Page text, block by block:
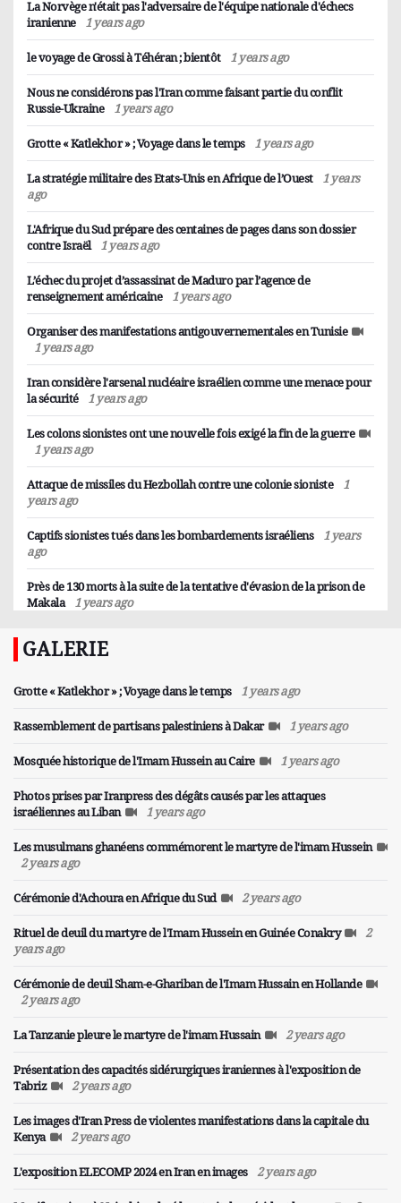
IRAN
Iran considère l'arsenal nucléaire israélien
comme une menace pour la sécurité
Amir Saeed Irwani, ambassadeur et représentant
permanent de la République islamique d'Iran
auprès des Nations Unies, a déclaré que le régime
israélien menace d'autres pays de la région
d'anéantissement nucléaire et a souligné:
"L'arsenal nucléaire de ce régime constitue une
menace sérieuse pour la région et la paix et la
sécurité mondiales."
Finaliste de l'équipe nationale féminine
iranienne de Sepak Takra
L'équipe nationale féminine iranienne de Sepak
Takra a remporté le titre de vice-championne de
la division Rego A des Championnats du monde de
Thaïlande.
faire d'Israël un pays détesté.
MONDE
Nous ne considérons pas l'Iran comme faisant
partie du conflit Russie-Ukraine
Le secrétaire général de l'OTAN, Jens Stoltenberg,
a déclaré lors d'une conversation avec le journal
américain Foreign Affairs qu'il ne considérait pas
l'Iran comme faisant partie du conflit entre la
Russie et l'Ukraine.
MONDE
La stratégie militaire des Etats-Unis en Afrique
de l’Ouest
Les Américains changent leur stratégie militaire
en Afrique de l’Ouest et au Sahel. Les États-Unis
s’installent dans les pays côtiers et cèdent les pays
sahéliens aux Russes.
MONDE
L'Afrique du Sud prépare des centaines de
pages dans son dossier contre Israël
annoncé que son pays soumettrait le mois
prochain à la Cour internationale de justice (CIJ) «
un volume de centaines de pages » de faits et de
preuves à l'appui de sa plainte pour génocide
contre Israël.
La Norvège n'était pas l'adversaire de l'équipe nationale d'échecs
iranienne
1 years ago
le voyage de Grossi à Téhéran ; bientôt 1 years ago
Nous ne considérons pas l'Iran comme faisant partie du conflit
Russie-Ukraine
1 years ago
Grotte « Katlekhor » ; Voyage dans le temps 1 years ago
La stratégie militaire des Etats-Unis en Afrique de l’Ouest
1 years
ago
L'Afrique du Sud prépare des centaines de pages dans son dossier
contre Israël
1 years ago
L’échec du projet d’assassinat de Maduro par l’agence de
renseignement américaine
1 years ago
Organiser des manifestations antigouvernementales en Tunisie
1 years ago
Iran considère l'arsenal nucléaire israélien comme une menace pour
la sécurité
1 years ago
Les colons sionistes ont une nouvelle fois exigé la fin de la guerre
1 years ago
Attaque de missiles du Hezbollah contre une colonie sioniste
1
years ago
Captifs sionistes tués dans les bombardements israéliens
1 years
ago
Près de 130 morts à la suite de la tentative d'évasion de la prison de
Makala
1 years ago
GALERIE
Grotte « Katlekhor » ; Voyage dans le temps 1 years ago
Rassemblement de partisans palestiniens à Dakar 1 years ago
Mosquée historique de l'Imam Hussein au Caire 1 years ago
Photos prises par Iranpress des dégâts causés par les attaques
israéliennes au Liban
1 years ago
Les musulmans ghanéens commémorent le martyre de l'imam Hussein
2 years ago
Cérémonie d'Achoura en Afrique du Sud 2 years ago
Rituel de deuil du martyre de l'Imam Hussein en Guinée Conakry
2
years ago
Cérémonie de deuil Sham-e-Ghariban de l'Imam Hussain en Hollande
2 years ago
La Tanzanie pleure le martyre de l'imam Hussain 2 years ago
Présentation des capacités sidérurgiques iraniennes à l'exposition de
Tabriz
2 years ago
Les images d'Iran Press de violentes manifestations dans la capitale du
Kenya
2 years ago
L'exposition ELECOMP 2024 en Iran en images 2 years ago